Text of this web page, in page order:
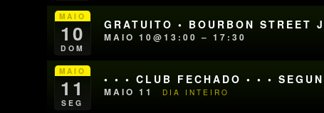
MAIO
10
DOM
GRATUITO • BOURBON STREET
MAIO 10@13:00 – 17:30
MAIO
11
SEG
• • • CLUB FECHADO • • •
MAIO 11 DIA INTEIRO